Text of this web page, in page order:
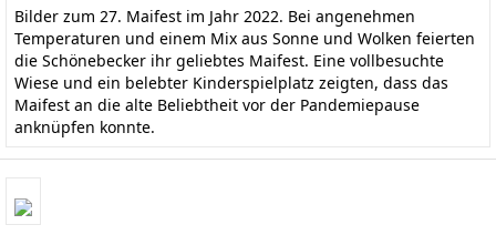
Bilder zum 27. Maifest im Jahr 2022. Bei angenehmen
Temperaturen und einem Mix aus Sonne und Wolken feierten
die Schönebecker ihr geliebtes Maifest. Eine vollbesuchte
Wiese und ein belebter Kinderspielplatz zeigten, dass das
Maifest an die alte Beliebtheit vor der Pandemiepause
anknüpfen konnte.